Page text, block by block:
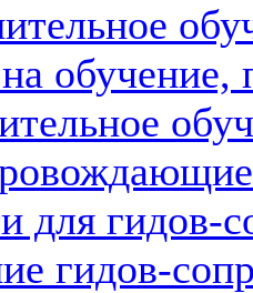
для гидов-
гидов-